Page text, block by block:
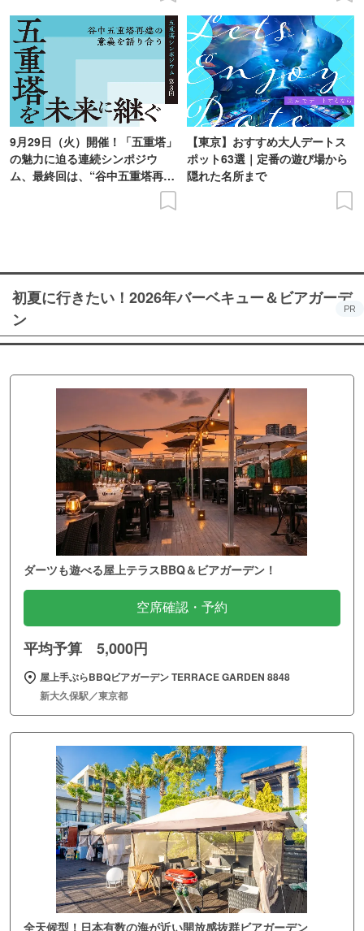
9月29日（火）開催！「五重塔」
の魅力に迫る連続シンポジウ
ム、最終回は、“谷中五重塔再建
【東京】おすすめ大人デートス
ポット63選｜定番の遊び場から
隠れた名所まで
初夏に行きたい！2026年バーベキュー＆ビアガーデ
ン
PR
ダーツも遊べる屋上テラスBBQ＆ビアガーデン！
空席確認・予約
平均予算 5,000円
屋上手ぶらBBQビアガーデン TERRACE GARDEN 8848
新大久保駅／東京都
全天候型！日本有数の海が近い開放感抜群ビアガーデン